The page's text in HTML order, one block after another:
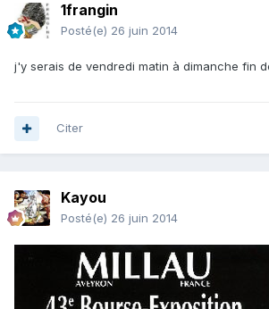
1frangin
Posté(e) 26 juin 2014
j'y serais de vendredi matin à dimanche fin
Citer
Kayou
Posté(e) 26 juin 2014